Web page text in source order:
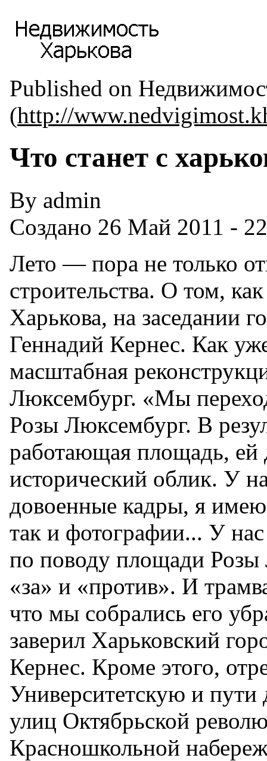
Published on
(http://
Что станет с
By admin
Создано 26 Май 2011 -
Лето — пора не только
строительства. О том,
Харькова, на заседании
Геннадий Кернес. Как
масштабная
Люксембург. «Мы
Розы Люксембург. В
работающая площадь, ей
исторический облик. У
довоенные кадры, я
так и фотографии... У нас
по поводу площади Розы
«за» и «против». И
что мы собрались его
заверил Харьковский
Кернес. Кроме этого,
Университетскую и пути
улиц Октябрьской
Красношкольной